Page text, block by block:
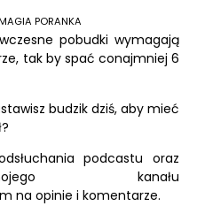
PORANKA
pobudki wymagają
tak by spać conajmniej 6
budzik dziś, aby mieć
podcastu oraz
kanału
na opinie i komentarze.